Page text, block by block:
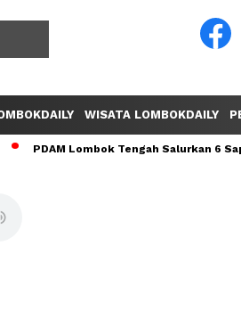
WISATA LOMBOKDAILY
PDAM Lombok Tengah Salurkan 6